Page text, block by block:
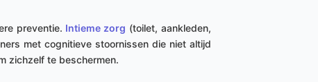
preventie. Intieme zorg (toilet, aankleden,
met cognitieve stoornissen die niet altijd
zichzelf te beschermen.